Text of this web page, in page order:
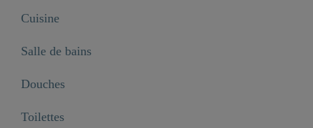
Cuisine
Salle de bains
Douches
Toilettes